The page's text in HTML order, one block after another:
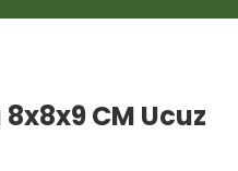
CM Ucuz